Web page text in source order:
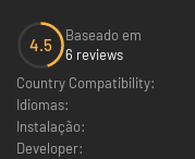
4.5
Baseado em
6 reviews
Country Compatibility:
Idiomas:
Instalação:
Developer: